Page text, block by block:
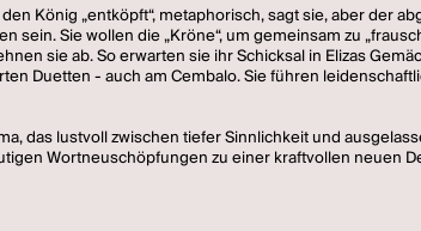
König „entköpft“, metaphorisch, sagt sie, aber der
Sie wollen die „Kröne“, um gemeinsam zu
sie ab. So erwarten sie ihr Schicksal in Elizas
Duetten - auch am Cembalo. Sie führen
das lustvoll zwischen tiefer Sinnlichkeit und
Wortneuschöpfungen zu einer kraftvollen neuen